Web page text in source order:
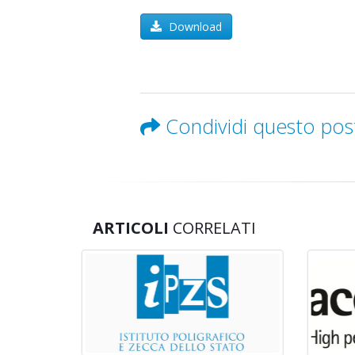
Download
Condividi questo
ARTICOLI CORRELATI